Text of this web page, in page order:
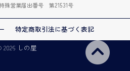
殊営業届出番号 第21531号
特定商取引法に基づく表記
2026 しの屋